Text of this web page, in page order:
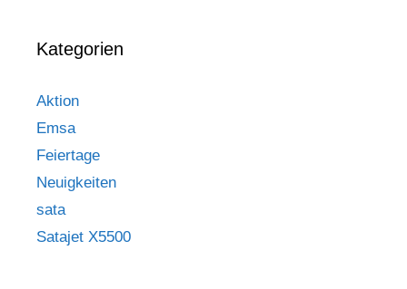
Kategorien
Aktion
Emsa
Feiertage
Neuigkeiten
sata
Satajet X5500